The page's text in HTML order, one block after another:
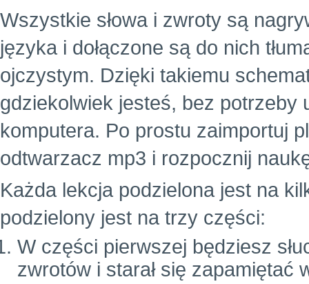
Wszystkie słowa i zwroty są
języka i dołączone są do nich
ojczystym. Dzięki takiemu
gdziekolwiek jesteś, bez potrzeby
komputera. Po prostu zaimportuj
odtwarzacz mp3 i rozpocznij
Każda lekcja podzielona jest na
podzielony jest na trzy części:
W części pierwszej będziesz
zwrotów i starał się zapamiętać